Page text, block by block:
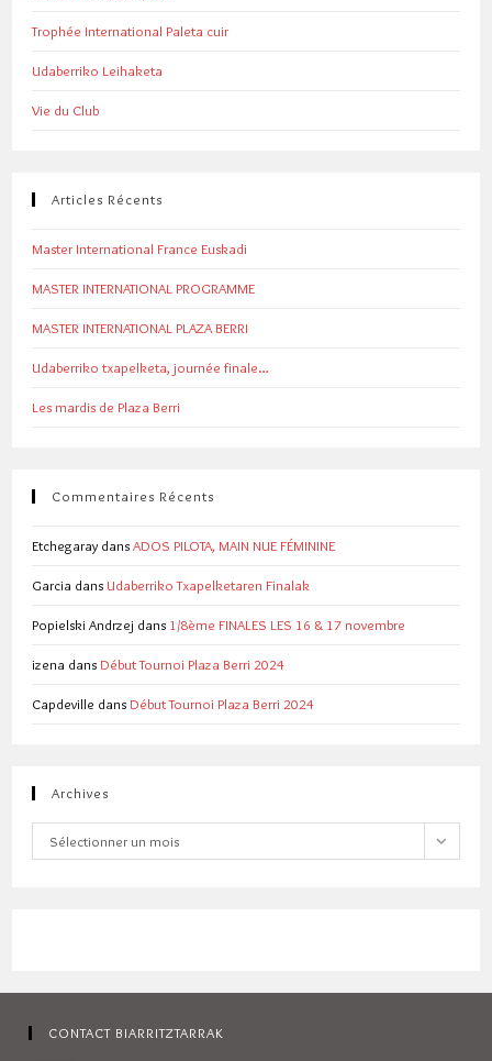
Trophée International Paleta cuir
Udaberriko Leihaketa
Vie du Club
Articles Récents
Master International France Euskadi
MASTER INTERNATIONAL PROGRAMME
MASTER INTERNATIONAL PLAZA BERRI
Udaberriko txapelketa, journée finale…
Les mardis de Plaza Berri
Commentaires Récents
Etchegaray dansADOS PILOTA, MAIN NUE FÉMININE
Garcia dans Udaberriko Txapelketaren Finalak
Popielski Andrzej dans 1/8ème FINALES LES 16 & 17 novembre
izena dans Début Tournoi Plaza Berri 2024
Capdeville dans Début Tournoi Plaza Berri 2024
Archives
Archives
Sélectionner un mois
CONTACT BIARRITZTARRAK